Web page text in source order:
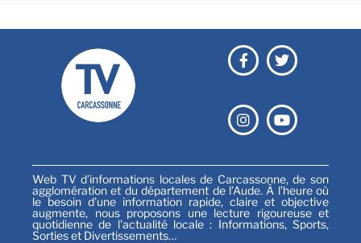
Web TV d’informations locales de Carcassonne, de son
agglomération et du département de l’Aude. À l’heure où
le besoin d’une information rapide, claire et objective
augmente, nous proposons une lecture rigoureuse et
quotidienne de l’actualité locale : Informations, Sports,
Sorties et Divertissements…